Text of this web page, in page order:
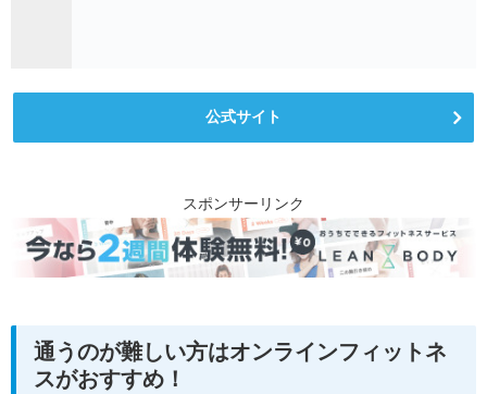
公式サイト
スポンサーリンク
通うのが難しい方はオンラインフィットネ
スがおすすめ！